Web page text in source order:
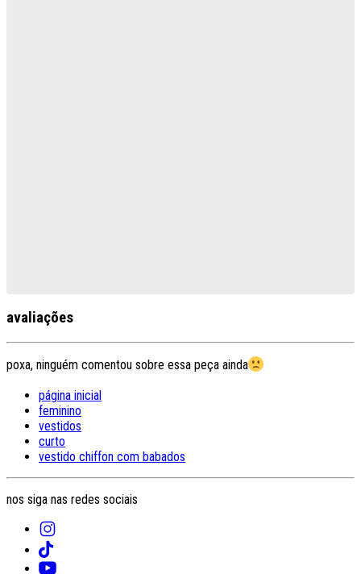
avaliações
poxa, ninguém comentou sobre essa peça ainda
página inicial
feminino
vestidos
curto
vestido chiffon com babados
nos siga nas redes sociais